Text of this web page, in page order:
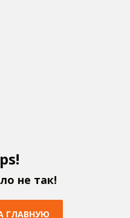
ps!
ло не так!
ГЛАВНУЮ